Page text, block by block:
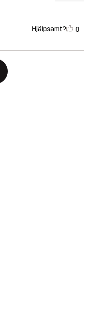
Hjälpsamt? 0